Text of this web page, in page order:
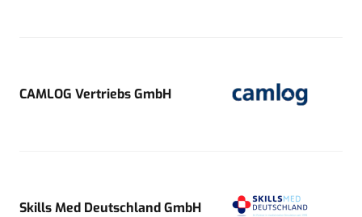
CAMLOG Vertriebs GmbH
Skills Med Deutschland GmbH